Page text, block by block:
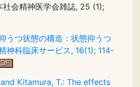
社会精神医学会雑誌, 25 (1);
うつ状態の構造：状態抑うつ
神科臨床サービス, 16(1); 114-
Kitamura, T.: The effects